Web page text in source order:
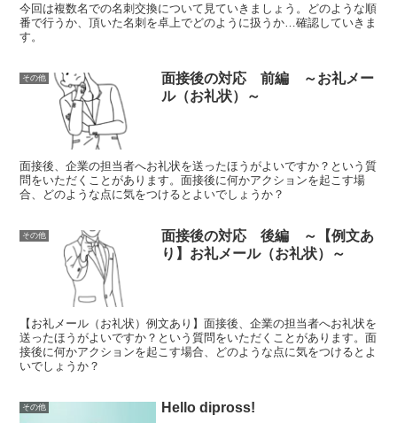
今回は複数名での名刺交換について見ていきましょう。どのような順
番で行うか、頂いた名刺を卓上でどのように扱うか…確認していきま
す。
その他
面接後の対応 前編 ～お礼メー
ル（お礼状）～
面接後、企業の担当者へお礼状を送ったほうがよいですか？という質
問をいただくことがあります。面接後に何かアクションを起こす場
合、どのような点に気をつけるとよいでしょうか？
その他
面接後の対応 後編 ～【例文あ
り】お礼メール（お礼状）～
【お礼メール（お礼状）例文あり】面接後、企業の担当者へお礼状を
送ったほうがよいですか？という質問をいただくことがあります。面
接後に何かアクションを起こす場合、どのような点に気をつけるとよ
いでしょうか？
その他 Hello dipross!